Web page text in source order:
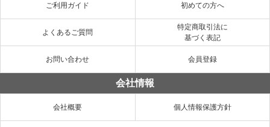
ご利用ガイド 初めての方へ
よくあるご質問
特定商取引法に
基づく表記
お問い合わせ 会員登録
会社情報
会社概要 個人情報保護方針